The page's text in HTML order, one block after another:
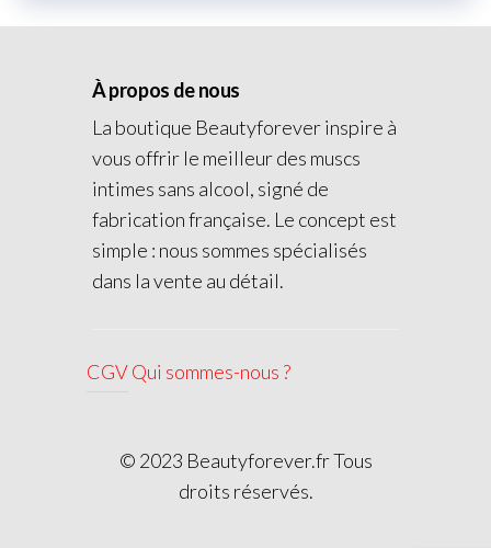
À propos de nous
La boutique Beautyforever inspire à
vous offrir le meilleur des muscs
intimes sans alcool, signé de
fabrication française. Le concept est
simple : nous sommes spécialisés
dans la vente au détail.
CGVQui sommes-nous ?
© 2023 Beautyforever.fr Tous
droits réservés.